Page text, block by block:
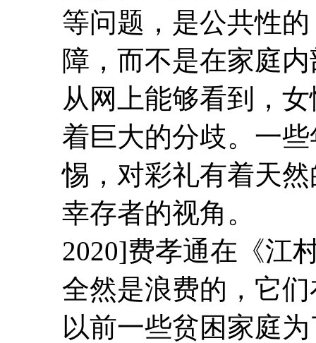
等问题，是公共性
障，而不是在家庭
从网上能够看到，
着巨大的分歧。一
惕，对彩礼有着天
幸存者的视角。
2020]费孝通在《江
全然是浪费的，它
以前一些贫困家庭